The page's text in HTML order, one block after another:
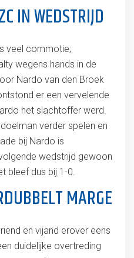
IN WEDSTRIJD
veel commotie;
wegens hands in de
Nardo van den Broek
er een vervelende
het slachtoffer werd.
verder spelen en
bij Nardo is
wedstrijd gewoon
bleef dus bij 1-0.
MARGE
en vijand erover eens
duidelijke overtreding